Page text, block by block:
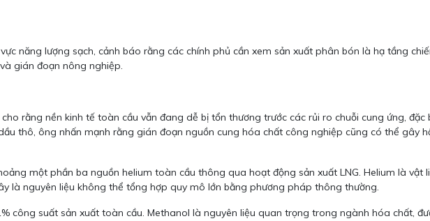
năng lượng sạch, cảnh báo rằng các chính phủ cần xem sản xuất phân bón là hạ tầng
gián đoạn nông nghiệp.
rằng nền kinh tế toàn cầu vẫn đang dễ bị tổn thương trước các rủi ro chuỗi cung ứng, đặc
thô, ông nhấn mạnh rằng gián đoạn nguồn cung hóa chất công nghiệp cũng có thể gây
một phần ba nguồn helium toàn cầu thông qua hoạt động sản xuất LNG. Helium là vật
là nguyên liệu không thể tổng hợp quy mô lớn bằng phương pháp thông thường.
công suất sản xuất toàn cầu. Methanol là nguyên liệu quan trọng trong ngành hóa chất,